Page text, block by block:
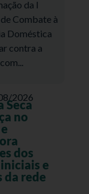
da I
Combate à
Doméstica
contra a
2026
Seca
no
dos
e
da rede